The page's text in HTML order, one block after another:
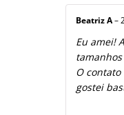
Beatriz A –
Eu amei!
O
gostei